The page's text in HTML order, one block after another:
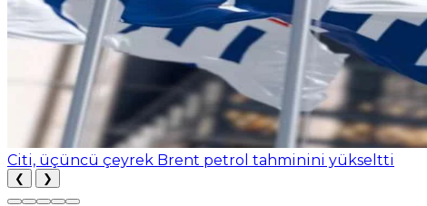
Citi, üçüncü çeyrek Brent petrol tahminini yükseltti
❮ ❯